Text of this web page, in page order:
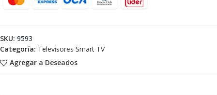
Agregar a Deseados
SKU: 9593
Categoría: Televisores Smart TV